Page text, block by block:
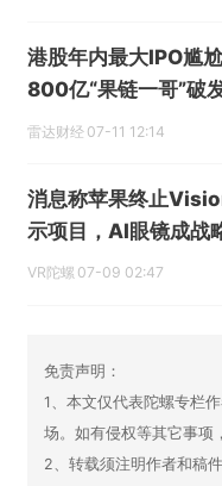
港股年内最大IPO尴
800亿“果链一哥”破
雷达财经 07-11 12:14
消息称苹果终止
示项目，AI眼镜成战
VR陀螺 07-09 02:47
免责声明：
1、本文仅代表陀螺专栏
场。如有侵权等其它事项
2、转载须注明作者和稿